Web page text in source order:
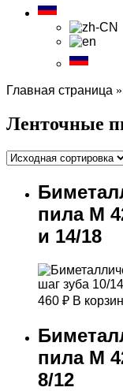
Главная страница »
Ленточные
пила М
и 14/18
460 ₽ В
пила М
8/12